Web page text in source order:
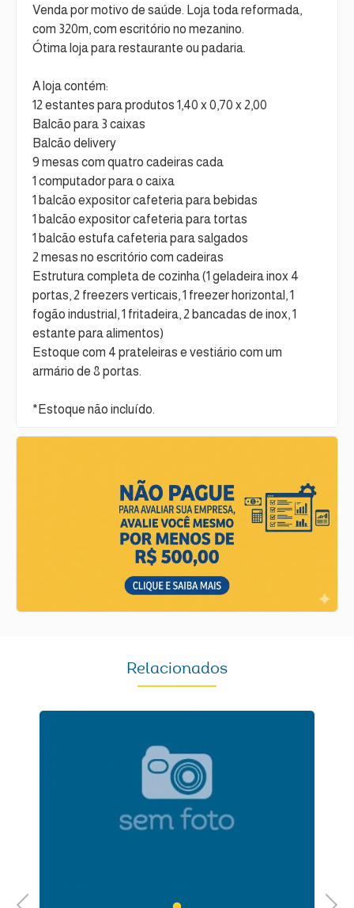
Venda por motivo de saúde. Loja toda reformada,
com 320m, com escritório no mezanino.
Ótima loja para restaurante ou padaria.
A loja contém:
12 estantes para produtos 1,40 x 0,70 x 2,00
Balcão para 3 caixas
Balcão delivery
9 mesas com quatro cadeiras cada
1 computador para o caixa
1 balcão expositor cafeteria para bebidas
1 balcão expositor cafeteria para tortas
1 balcão estufa cafeteria para salgados
2 mesas no escritório com cadeiras
Estrutura completa de cozinha (1 geladeira inox 4
portas, 2 freezers verticais, 1 freezer horizontal, 1
fogão industrial, 1 fritadeira, 2 bancadas de inox, 1
estante para alimentos)
Estoque com 4 prateleiras e vestiário com um
armário de 8 portas.
*Estoque não incluído.
Relacionados
Previous Next